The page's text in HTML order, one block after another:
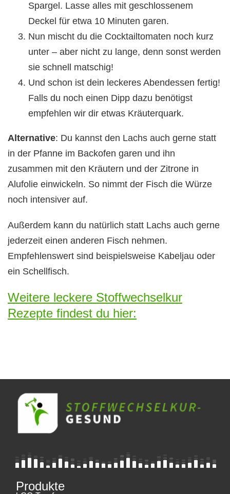
Spargel. Lasse alles mit geschlossenem
Deckel für etwa 10 Minuten garen.
Nun mischt du die Cocktailtomaten noch kurz
unter – aber nicht zu lange, denn sonst werden
sie schnell matschig!
Und schon ist dein leckeres Abendessen fertig!
Falls du noch einen Dipp dazu benötigst
empfehlen wir dir etwas Kräuterquark.
Alternative: Du kannst den Lachs auch gerne statt
in der Pfanne im Backofen garen und ihn
zusammen mit den Kräutern und der Zitrone in
Alufolie einwickeln. So nimmt der Fisch die Würze
noch intensiver auf.
Außerdem kann du natürlich statt Lachs auch gerne
jederzeit einen anderen Fisch nehmen.
Empfehlenswert sind beispielsweise Kabeljau oder
ein Schellfisch.
Weitere leckere Stoffwechselkur
Rezepte findest du hier:
Produkte